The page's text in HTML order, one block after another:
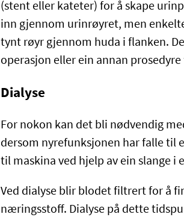
(stent eller kateter) for å skape
inn gjennom urinrøyret, men
tynt røyr gjennom huda i flanken.
operasjon eller ein annan
Dialyse
For nokon kan det bli nødvendig
dersom nyrefunksjonen har falle til
til maskina ved hjelp av ein slange i
Ved dialyse blir blodet filtrert for å
næringsstoff. Dialyse på dette